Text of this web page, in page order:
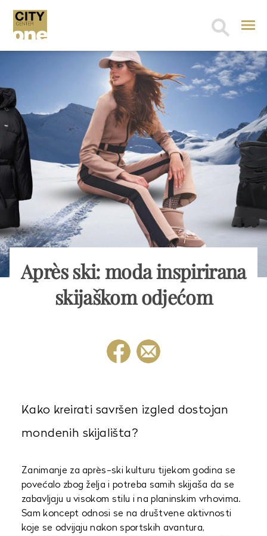
Search
Après ski: moda inspirirana
skijaškom odjećom
Kako kreirati savršen izgled dostojan
mondenih skijališta?
Zanimanje za après-ski kulturu tijekom godina se
povećalo zbog želja i potreba samih skijaša da se
zabavljaju u visokom stilu i na planinskim vrhovima.
Sam koncept odnosi se na društvene aktivnosti
koje se odvijaju nakon sportskih avantura,